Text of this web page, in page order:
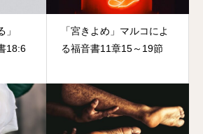
」
18:6
「宮きよめ」マルコによ
る福音書11章15～19節